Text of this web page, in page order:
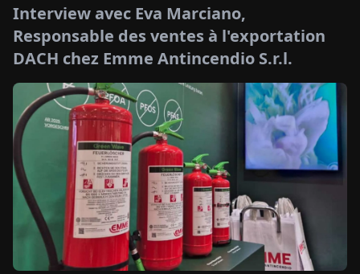
DE FR ESITNLPL HU
Interview avec Eva Marciano,
Responsable des ventes à l'exportation
DACH chez Emme Antincendio S.r.l.